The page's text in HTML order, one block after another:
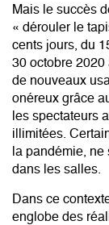
Mais le succès
« dérouler le
cents jours, du
30 octobre 2020
de nouveaux
onéreux grâce
les spectateurs
illimitées.
la pandémie,
dans les salles.
Dans ce
englobe des